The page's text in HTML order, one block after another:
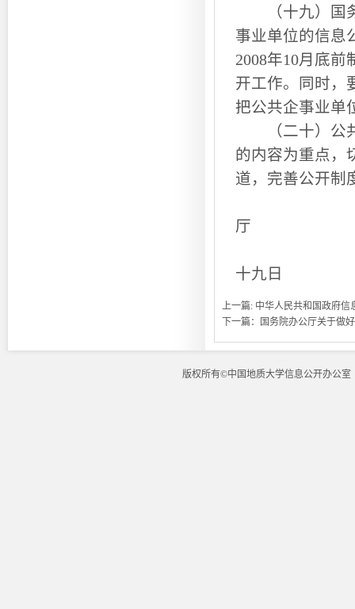
（十九）国务
事业单位的信息
2008年10月底
开工作。同时，
把公共企事业单
（二十）公共
的内容为重点，
道，完善公开制
厅
十九日
上一篇: 中华人民共和国政府信
下一篇：
国务院办公厅关于做
版权所有©中国地质大学信息公开办公